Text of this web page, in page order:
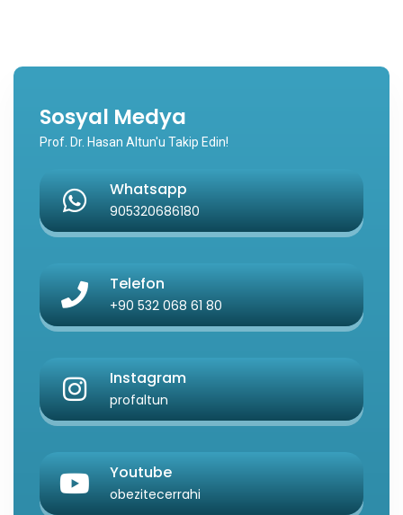
Sosyal Medya
Prof. Dr. Hasan Altun'u Takip Edin!
Whatsapp
905320686180
Telefon
+90 532 068 61 80
Instagram
profaltun
Youtube
obezitecerrahi